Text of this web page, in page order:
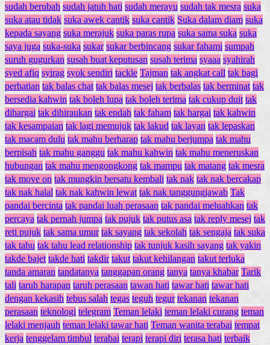
sudah berubah sudah jatuh hati sudah merayu sudah tak mesra suka
suka atau tidak suka awek cantik suka cantik Suka dalam diam suka
kepada sayang suka merajuk suka paras rupa suka sama suka suka
saya juga suka-suka sukar sukar berbincang sukar fahami sumpah
suruh gugurkan susah buat keputusan susah terima syaaa syahirah
syed afiq syirag syok sendiri tackle Tajman tak angkat call tak bagi
perhatian tak balas chat tak balas mesej tak berbalas tak berminat tak
bersedia kahwin tak boleh lupa tak boleh terima tak cukup duit tak
dihargai tak dihiraukan tak endah tak faham tak hargai tak kahwin
tak kesampaian tak lagi memujuk tak lakud tak layan tak lepaskan
tak macam dulu tak mahu berharap tak mahu berjumpa tak mahu
berpisah tak mahu ganggu tak mahu kahwin tak mahu meneruskan
hubungan tak mahu mengongkong tak mampu tak matang tak mesra
tak move on tak mungkin bersatu kembali tak nak tak nak bercakap
tak nak halal tak nak kahwin lewat tak nak tanggungjawab Tak
pandai bercinta tak pandai luah perasaan tak pandai meluahkan tak
percaya tak pernah jumpa tak pujuk tak putus asa tak reply mesej tak
reti pujuk tak sama umur tak sayang tak sekolah tak sengaja tak suka
tak tahu tak tahu lead relationship tak tunjuk kasih sayang tak yakin
takde bajet takde hati takdir takut takut kehilangan takut terluka
tanda amaran tandatanya tanggapan orang tanya tanya khabar Tarik
tali taruh harapan taruh perasaan tawan hati tawar hati tawar hati
dengan kekasih tebus salah tegas teguh tegur tekanan tekanan
perasaan teknologi telegram Teman lelaki teman lelaki curang teman
lelaki menjauh teman lelaki tawar hati Teman wanita terabai tempat
kerja tenggelam timbul terabai terapi terapi diri terasa hati terbaik